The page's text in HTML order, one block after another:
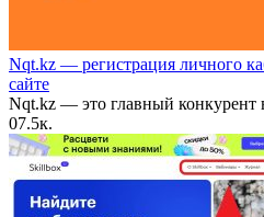
Nqt.kz — регистрация личного
сайте
Nqt.kz — это главный конкурент
07.5к.